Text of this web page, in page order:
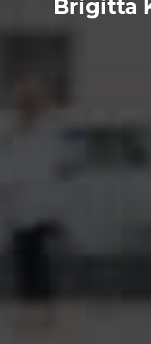
Brigitta